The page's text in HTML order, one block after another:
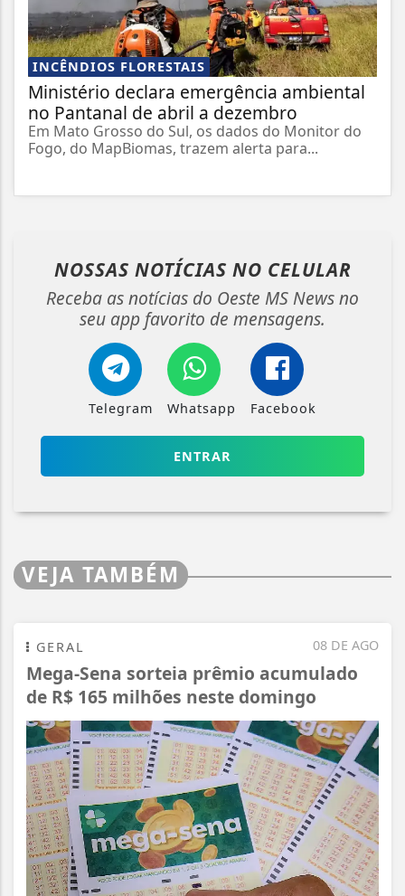
INCÊNDIOS FLORESTAIS
Ministério declara emergência ambiental
no Pantanal de abril a dezembro
Em Mato Grosso do Sul, os dados do Monitor do
Fogo, do MapBiomas, trazem alerta para...
NOSSAS NOTÍCIAS NO CELULAR
Receba as notícias do Oeste MS News no
seu app favorito de mensagens.
Telegram Whatsapp Facebook
ENTRAR
VEJA TAMBÉM
08 DE AGO
GERAL
Mega-Sena sorteia prêmio acumulado
de R$ 165 milhões neste domingo